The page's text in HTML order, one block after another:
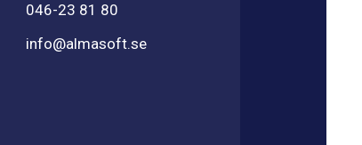
046-23 81 80
info@almasoft.se